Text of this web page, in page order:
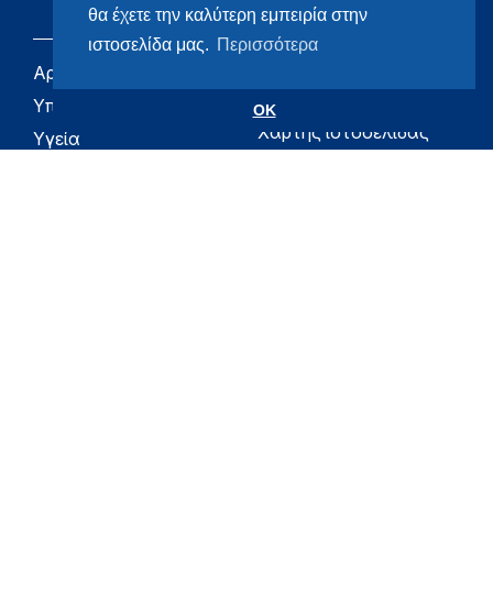
θα έχετε την καλύτερη εμπειρία στην
ιστοσελίδα μας. Περισσότερα
OK
Αρχική
Υπουργείο
Υγεία
Υγεία
Χάρτης ιστοσελίδας